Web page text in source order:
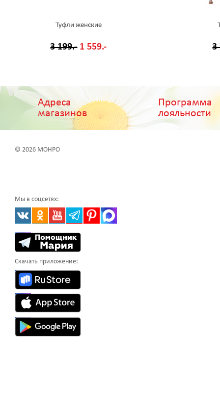
Туфли женские
3 199.- 1 559.- 3
Адреса
магазинов
Программа
лояльности
© 2026 МОНРО
Мы в соцсетях:
Скачать приложение: